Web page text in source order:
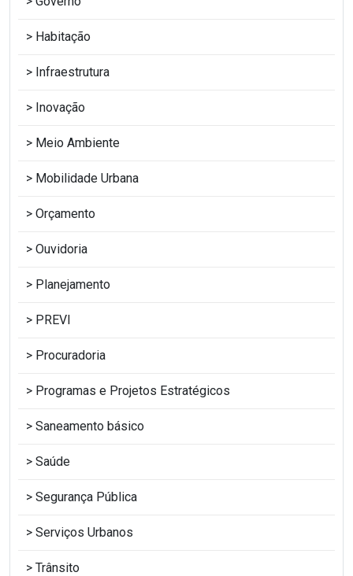
Habitação
Infraestrutura
Inovação
Meio Ambiente
Mobilidade Urbana
Orçamento
Ouvidoria
Planejamento
PREVI
Procuradoria
Programas e Projetos Estratégicos
Saneamento básico
Saúde
Segurança Pública
Serviços Urbanos
Trânsito